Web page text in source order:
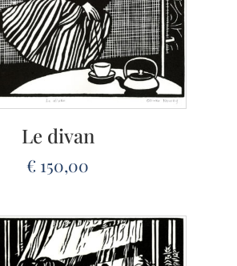
Le divan
€ 150,00